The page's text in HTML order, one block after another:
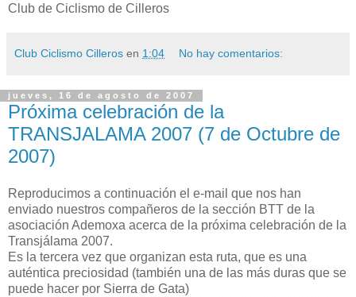
Club de Ciclismo de Cilleros
Club Ciclismo Cilleros en 1:04 No hay comentarios:
jueves, 16 de agosto de 2007
Próxima celebración de la
TRANSJALAMA 2007 (7 de Octubre de
2007)
Reproducimos a continuación el e-mail que nos han
enviado nuestros compañeros de la sección BTT de la
asociación Ademoxa acerca de la próxima celebración de la
Transjálama 2007.
Es la tercera vez que organizan esta ruta, que es una
auténtica preciosidad (también una de las más duras que se
puede hacer por Sierra de Gata)